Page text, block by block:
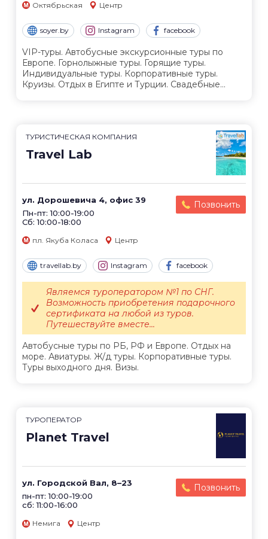
Октябрьская Центр
soyer.by Instagram facebook
VIP-туры. Автобусные экскурсионные туры по
Европе. Горнолыжные туры. Горящие туры.
Индивидуальные туры. Корпоративные туры.
Круизы. Отдых в Египте и Турции. Свадебные...
ТУРИСТИЧЕСКАЯ КОМПАНИЯ
Travel Lab
ул. Дорошевича 4, офис 39
Пн-пт: 10:00-19:00
Сб: 10:00-18:00
Позвонить
пл. Якуба Коласа Центр
travellab.by Instagram facebook
Автобусные туры по РБ, РФ и Европе. Отдых на
море. Авиатуры. Ж/д туры. Корпоративные туры.
Туры выходного дня. Визы.
Являемся туроператором №1 по СНГ.
Возможность приобретения подарочного
сертификата на любой из туров.
Путешествуйте вместе...
ТУРОПЕРАТОР
Planet Travel
ул. Городской Вал, 8–23
пн-пт: 10:00-19:00
сб: 11:00-16:00
Позвонить
Немига Центр